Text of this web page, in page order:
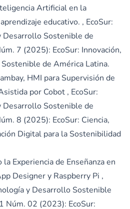
Artificial en la
educativo. , EcoSur:
Desarrollo Sostenible de
7 (2025): EcoSur: Innovación,
de América Latina.
HMI para Supervisión de
por Cobot , EcoSur:
Desarrollo Sostenible de
8 (2025): EcoSur: Ciencia,
Digital para la Sostenibilidad
la Experiencia de Enseñanza en
Designer y Raspberry Pi ,
y Desarrollo Sostenible
Núm. 02 (2023): EcoSur: